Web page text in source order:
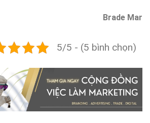
Brade Mar
5/5 - (5 bình chọn)